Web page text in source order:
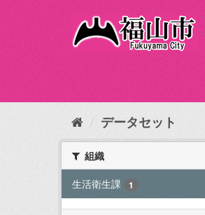
内
データセット
組織
生活衛生課
1